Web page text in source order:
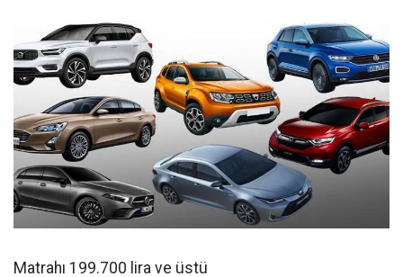
Matrahı 199.700 lira ve üstü